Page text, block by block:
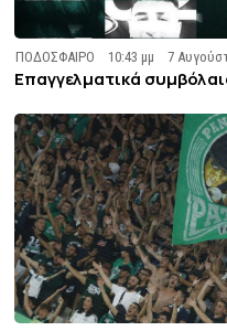
ΠΟΔΟΣΦΑΙΡΟ 10:43 μμ 7
Επαγγελματικά